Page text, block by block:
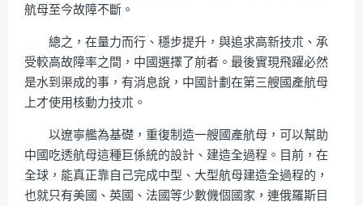
航母至今故障不斷。
總之，在量力而行、穩步提升，與追求高新技朮、承
受較高故障率之間，中國選擇了前者。最後實現飛躍必然
是水到渠成的事，有消息說，中國計劃在第三艘國產航母
上才使用核動力技朮。
以遼寧艦為基礎，重復制造一艘國產航母，可以幫助
中國吃透航母這種巨係統的設計、建造全過程。目前，在
全球，能真正靠自己完成中型、大型航母建造全過程的，
也就只有美國、英國、法國等少數僟個國家，連俄羅斯目